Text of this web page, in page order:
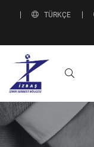
TÜRKÇE